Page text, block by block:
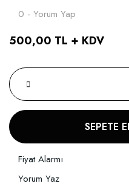
0 - Yorum Yap
500,00 TL + KDV
SEPETE
Fiyat Alarmı
Yorum Yaz